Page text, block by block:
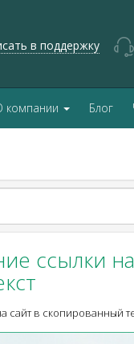
в поддержку
компании Блог
ссылки
сайт в скопированный